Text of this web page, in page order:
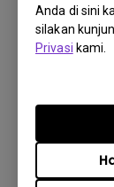
Anda di sini
silakan
Privasi kami.
Firmware
Readme
Perbarui:
Ukuran File: